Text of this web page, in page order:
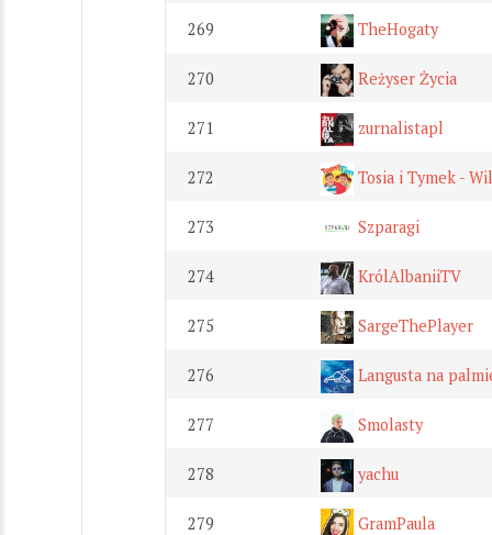
269 TheHogaty
270 Reżyser Życia
271 zurnalistapl
272 Tosia i Tymek -
273 Szparagi
274 KrólAlbaniiTV
275 SargeThePlayer
276 Langusta na
277 Smolasty
278 yachu
279 GramPaula